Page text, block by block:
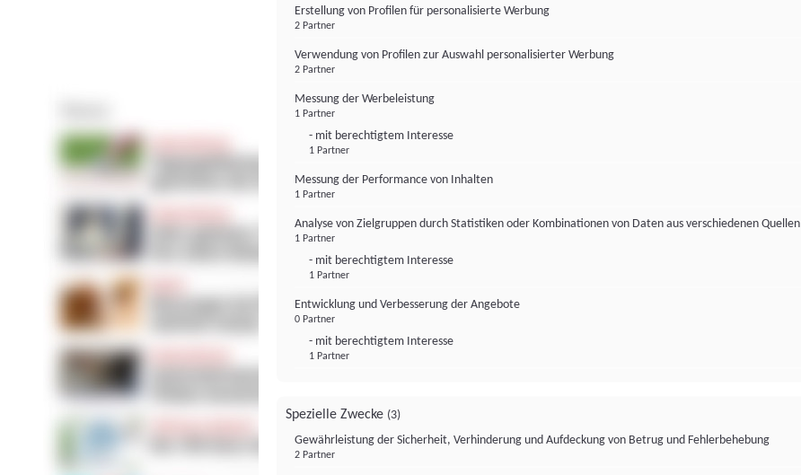
Erstellung von Profilen für personalisierte Werbung
2 Partner
Verwendung von Profilen zur Auswahl personalisierter Werbung
2 Partner
Messung der Werbeleistung
1 Partner
- mit berechtigtem Interesse
1 Partner
Messung der Performance von Inhalten
1 Partner
Analyse von Zielgruppen durch Statistiken oder Kombinationen von Daten aus verschiedenen Quellen
1 Partner
- mit berechtigtem Interesse
1 Partner
Entwicklung und Verbesserung der Angebote
0 Partner
- mit berechtigtem Interesse
1 Partner
Spezielle Zwecke (3)
Gewährleistung der Sicherheit, Verhinderung und Aufdeckung von Betrug und Fehlerbehebung
2 Partner